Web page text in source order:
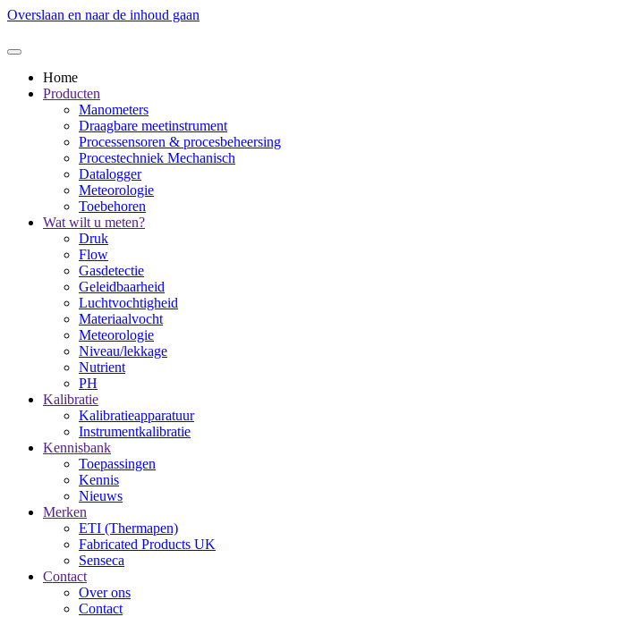
Overslaan en naar de inhoud gaan
Home
Producten
Manometers
Draagbare meetinstrument
Processensoren & procesbeheersing
Procestechniek Mechanisch
Datalogger
Meteorologie
Toebehoren
Wat wilt u meten?
Druk
Flow
Gasdetectie
Geleidbaarheid
Luchtvochtigheid
Materiaalvocht
Meteorologie
Niveau/lekkage
Nutrient
PH
Kalibratie
Kalibratieapparatuur
Instrumentkalibratie
Kennisbank
Toepassingen
Kennis
Nieuws
Merken
ETI (Thermapen)
Fabricated Products UK
Senseca
Contact
Over ons
Contact